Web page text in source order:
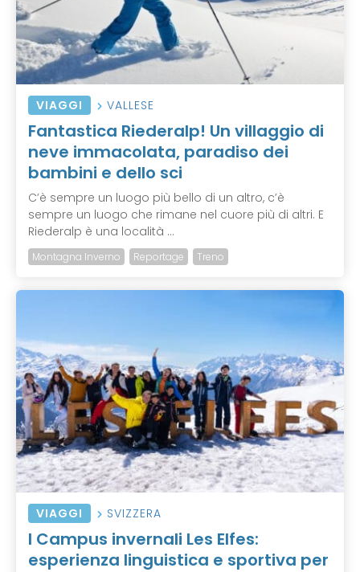
VIAGGI VALLESE
Fantastica Riederalp! Un villaggio di
neve immacolata, paradiso dei
bambini e dello sci
C’è sempre un luogo più bello di un altro, c’è
sempre un luogo che rimane nel cuore più di altri. E
Riederalp è una località ...
Montagna Inverno Reportage Treno
VIAGGI SVIZZERA
I Campus invernali Les Elfes:
esperienza linguistica e sportiva per